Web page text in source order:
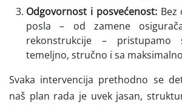
Odgovornost i posvećenost:Bez
posla – od zamene
rekonstrukcije – pristupamo
temeljno, stručno i sa
Svaka intervencija prethodno se
naš plan rada je uvek jasan,